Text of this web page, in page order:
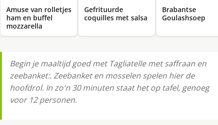
Amuse van rolletjes
ham en buffel
mozzarella
Gefrituurde
coquilles met salsa
Brabantse
Goulashsoep
Begin je maaltijd goed met Tagliatelle met saffraan en
zeebanket:. Zeebanket en mosselen spelen hier de
hoofdrol. In zo'n 30 minuten staat het op tafel, genoeg
voor 12 personen.